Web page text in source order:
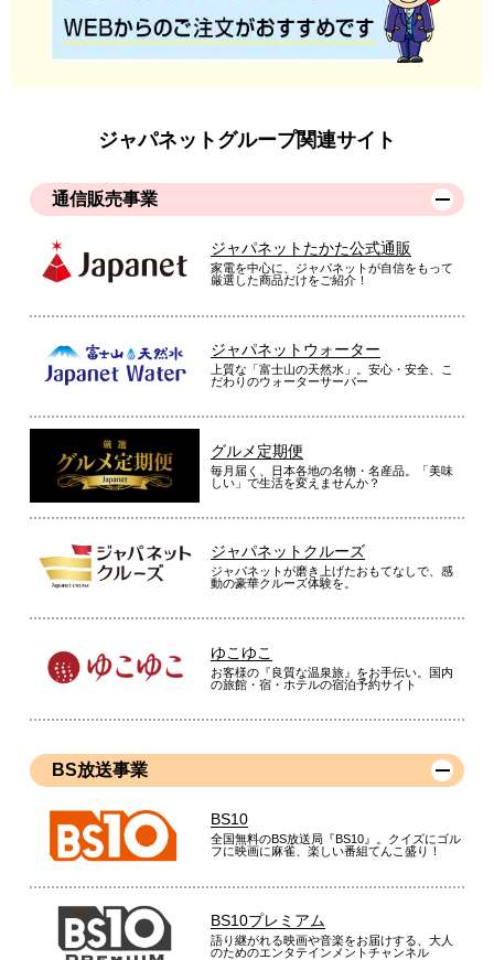
ジャパネットグループ関連サイト
通信販売事業
ジャパネットたかた公式通販
家電を中心に、ジャパネットが自信をもって
厳選した商品だけをご紹介！
ジャパネットウォーター
上質な「富士山の天然水」。安心・安全、こ
だわりのウォーターサーバー
グルメ定期便
毎月届く、日本各地の名物・名産品。「美味
しい」で生活を変えませんか？
ジャパネットクルーズ
ジャパネットが磨き上げたおもてなしで、感
動の豪華クルーズ体験を。
ゆこゆこ
お客様の『良質な温泉旅』をお手伝い。国内
の旅館・宿・ホテルの宿泊予約サイト
BS放送事業
BS10
全国無料のBS放送局『BS10』。クイズにゴル
フに映画に麻雀、楽しい番組てんこ盛り！
BS10プレミアム
語り継がれる映画や音楽をお届けする、大人
のためのエンタテインメントチャンネル